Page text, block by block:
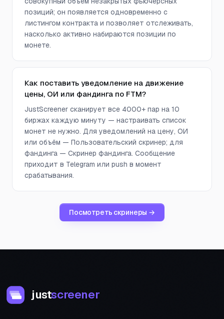
позиций; он появляется одновременно с
листингом контракта и позволяет отслеживать,
насколько активно набираются позиции по
монете.
Как поставить уведомление на движение
цены, ОИ или фандинга по FTM?
JustScreener сканирует все 4000+ пар на 10
биржах каждую минуту — настраивать список
монет не нужно. Для уведомлений на цену, ОИ
или объём — Пользовательский скринер; для
фандинга — Скринер фандинга. Сообщение
приходит в Telegram или push в момент
срабатывания.
Посмотреть скринеры →
justscreener